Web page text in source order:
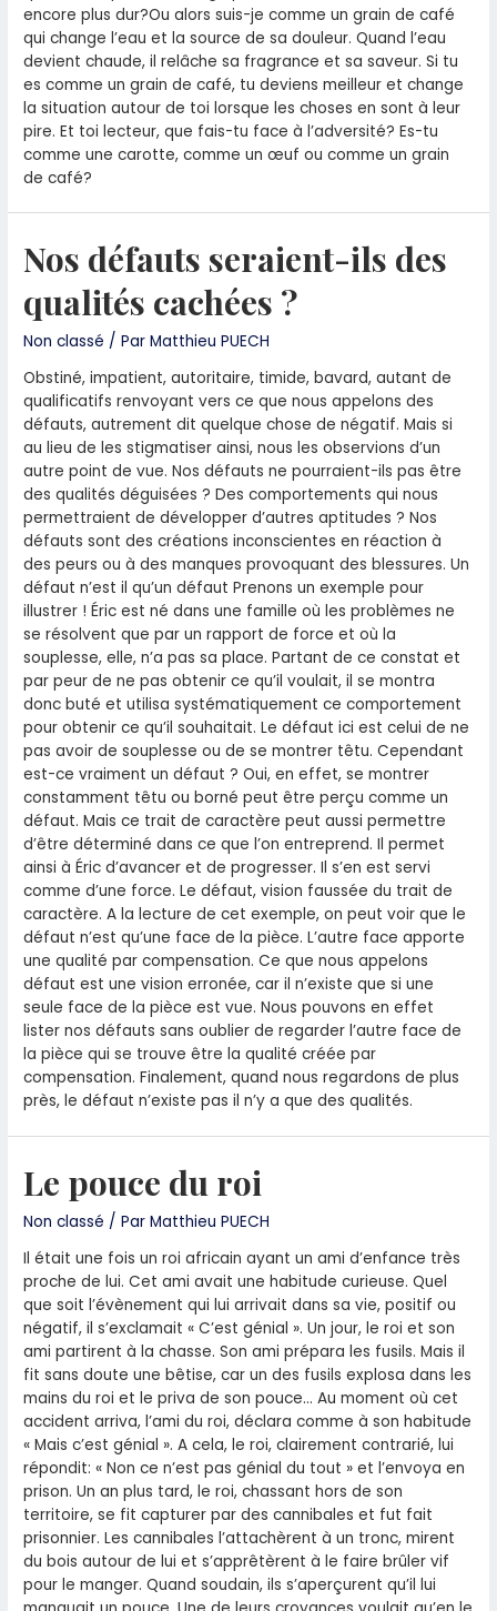
encore plus dur?Ou alors suis-je comme un grain de café
qui change l’eau et la source de sa douleur. Quand l’eau
devient chaude, il relâche sa fragrance et sa saveur. Si tu
es comme un grain de café, tu deviens meilleur et change
la situation autour de toi lorsque les choses en sont à leur
pire. Et toi lecteur, que fais-tu face à l’adversité? Es-tu
comme une carotte, comme un œuf ou comme un grain
de café?
Nos défauts seraient-ils des
qualités cachées ?
Non classé / ParMatthieu PUECH
Obstiné, impatient, autoritaire, timide, bavard, autant de
qualificatifs renvoyant vers ce que nous appelons des
défauts, autrement dit quelque chose de négatif. Mais si
au lieu de les stigmatiser ainsi, nous les observions d’un
autre point de vue. Nos défauts ne pourraient-ils pas être
des qualités déguisées ? Des comportements qui nous
permettraient de développer d’autres aptitudes ? Nos
défauts sont des créations inconscientes en réaction à
des peurs ou à des manques provoquant des blessures. Un
défaut n’est il qu’un défaut Prenons un exemple pour
illustrer ! Éric est né dans une famille où les problèmes ne
se résolvent que par un rapport de force et où la
souplesse, elle, n’a pas sa place. Partant de ce constat et
par peur de ne pas obtenir ce qu’il voulait, il se montra
donc buté et utilisa systématiquement ce comportement
pour obtenir ce qu’il souhaitait. Le défaut ici est celui de ne
pas avoir de souplesse ou de se montrer têtu. Cependant
est-ce vraiment un défaut ? Oui, en effet, se montrer
constamment têtu ou borné peut être perçu comme un
défaut. Mais ce trait de caractère peut aussi permettre
d’être déterminé dans ce que l’on entreprend. Il permet
ainsi à Éric d’avancer et de progresser. Il s’en est servi
comme d’une force. Le défaut, vision faussée du trait de
caractère. A la lecture de cet exemple, on peut voir que le
défaut n’est qu’une face de la pièce. L’autre face apporte
une qualité par compensation. Ce que nous appelons
défaut est une vision erronée, car il n’existe que si une
seule face de la pièce est vue. Nous pouvons en effet
lister nos défauts sans oublier de regarder l’autre face de
la pièce qui se trouve être la qualité créée par
compensation. Finalement, quand nous regardons de plus
près, le défaut n’existe pas il n’y a que des qualités.
Le pouce du roi
Non classé / ParMatthieu PUECH
Il était une fois un roi africain ayant un ami d’enfance très
proche de lui. Cet ami avait une habitude curieuse. Quel
que soit l’évènement qui lui arrivait dans sa vie, positif ou
négatif, il s’exclamait « C’est génial ». Un jour, le roi et son
ami partirent à la chasse. Son ami prépara les fusils. Mais il
fit sans doute une bêtise, car un des fusils explosa dans les
mains du roi et le priva de son pouce… Au moment où cet
accident arriva, l’ami du roi, déclara comme à son habitude
« Mais c’est génial ». A cela, le roi, clairement contrarié, lui
répondit: « Non ce n’est pas génial du tout » et l’envoya en
prison. Un an plus tard, le roi, chassant hors de son
territoire, se fit capturer par des cannibales et fut fait
prisonnier. Les cannibales l’attachèrent à un tronc, mirent
du bois autour de lui et s’apprêtèrent à le faire brûler vif
pour le manger. Quand soudain, ils s’aperçurent qu’il lui